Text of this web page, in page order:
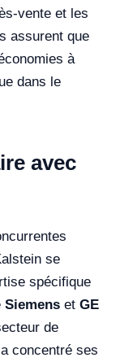
vente et les
assurent que
à
dans le
avec
se
spécifique
Siemens et GE
de
concentré ses